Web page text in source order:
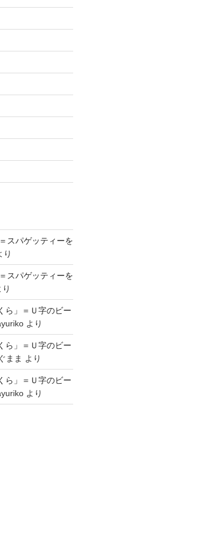
スパゲッティーを
スパゲッティーを
り
ら」＝Ｕ字のビー
より
ら」＝Ｕ字のビー
まま より
ら」＝Ｕ字のビー
より